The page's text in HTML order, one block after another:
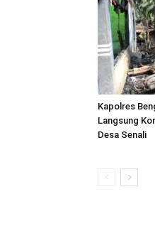
Kapolres
Langsung
Desa Senali